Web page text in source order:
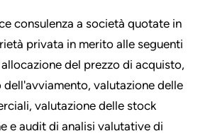
consulenza a società quotate in
privata in merito alle seguenti
del prezzo di acquisto,
valutazione delle
valutazione delle stock
e audit di analisi valutative di